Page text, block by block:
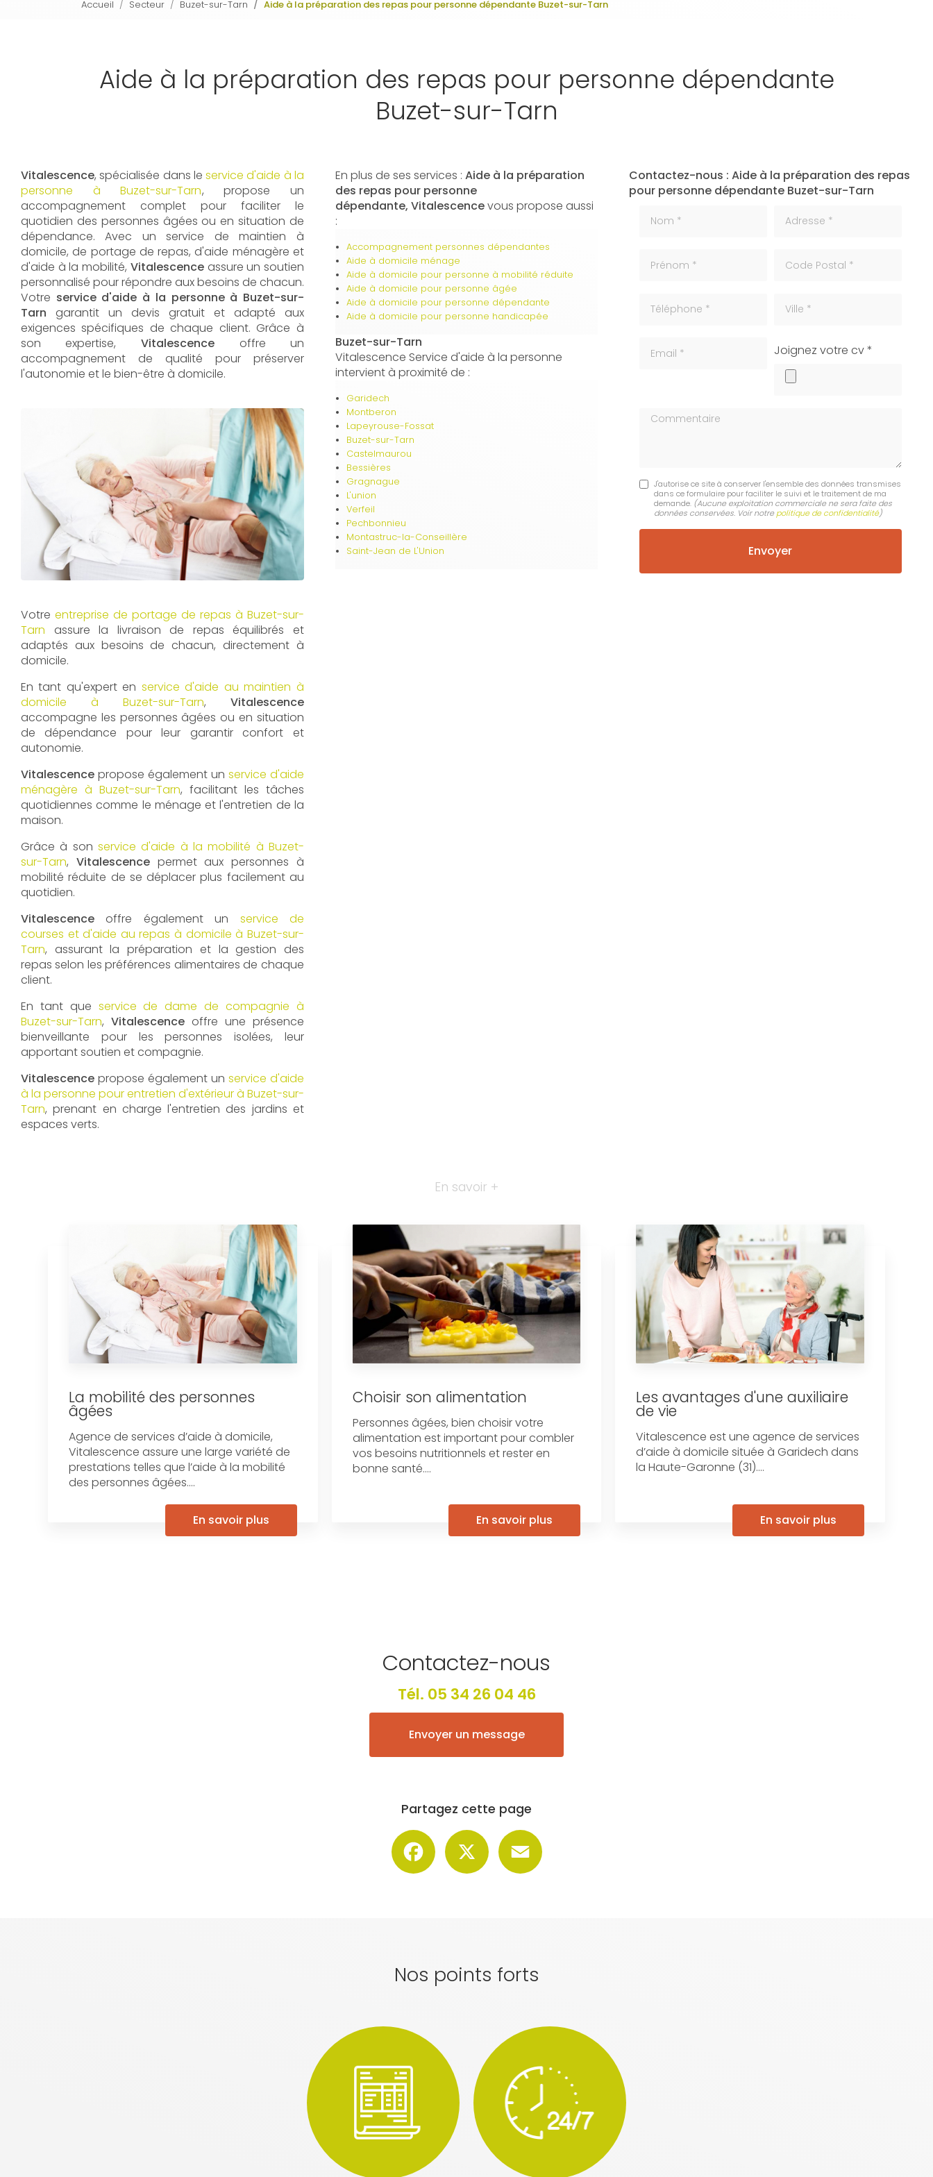
Accueil Secteur Buzet-sur-Tarn Aide à la préparation des repas pour personne dépendante Buzet-sur-Tarn
Aide à la préparation des repas pour personne dépendante
Buzet-sur-Tarn
Vitalescence, spécialisée dans leservice d'aide à la
personne à Buzet-sur-Tarn, propose un
accompagnement complet pour faciliter le
quotidien des personnes âgées ou en situation de
dépendance. Avec un service de maintien à
domicile, de portage de repas, d'aide ménagère et
d'aide à la mobilité, Vitalescence assure un soutien
personnalisé pour répondre aux besoins de chacun.
Votre service d'aide à la personne à Buzet-sur-
Tarn garantit un devis gratuit et adapté aux
exigences spécifiques de chaque client. Grâce à
son expertise, Vitalescence offre un
accompagnement de qualité pour préserver
l'autonomie et le bien-être à domicile.
Votre entreprise de portage de repas à Buzet-sur-
Tarn assure la livraison de repas équilibrés et
adaptés aux besoins de chacun, directement à
domicile.
En tant qu'expert en service d'aide au maintien à
domicile à Buzet-sur-Tarn, Vitalescence
accompagne les personnes âgées ou en situation
de dépendance pour leur garantir confort et
autonomie.
Vitalescence propose également un service d'aide
ménagère à Buzet-sur-Tarn, facilitant les tâches
quotidiennes comme le ménage et l'entretien de la
maison.
Grâce à son service d'aide à la mobilité à Buzet-
sur-Tarn, Vitalescencepermet aux personnes à
mobilité réduite de se déplacer plus facilement au
quotidien.
Vitalescence offre également un service de
courses et d'aide au repas à domicile à Buzet-sur-
Tarn, assurant la préparation et la gestion des
repas selon les préférences alimentaires de chaque
client.
En tant que service de dame de compagnie à
Buzet-sur-Tarn, Vitalescence offre une présence
bienveillante pour les personnes isolées, leur
apportant soutien et compagnie.
Vitalescence propose également un service d'aide
à la personne pour entretien d'extérieur à Buzet-sur-
Tarn, prenant en charge l'entretien des jardins et
espaces verts.
En plus de ses services : Aide à la préparation
des repas pour personne
dépendante, Vitalescencevous propose aussi
:
Accompagnement personnes dépendantes
Aide à domicile ménage
Aide à domicile pour personne à mobilité réduite
Aide à domicile pour personne âgée
Aide à domicile pour personne dépendante
Aide à domicile pour personne handicapée
Buzet-sur-Tarn
Vitalescence Service d'aide à la personne
intervient à proximité de :
Garidech
Montberon
Lapeyrouse-Fossat
Buzet-sur-Tarn
Castelmaurou
Bessières
Gragnague
L'union
Verfeil
Pechbonnieu
Montastruc-la-Conseillère
Saint-Jean de L'Union
Contactez-nous : Aide à la préparation des repas
pour personne dépendante Buzet-sur-Tarn
cv
Joignez votre cv *
Commentaire
J'autorise ce site à conserver l'ensemble des données transmises
dans ce formulaire pour faciliter le suivi et le traitement de ma
demande. (Aucune exploitation commerciale ne sera faite des
données conservées. Voir notre politique de confidentialité)
En savoir +
La mobilité des personnes
âgées
Agence de services d’aide à domicile,
Vitalescence assure une large variété de
prestations telles que l’aide à la mobilité
des personnes âgées....
En savoir plus
Choisir son alimentation
Personnes âgées, bien choisir votre
alimentation est important pour combler
vos besoins nutritionnels et rester en
bonne santé....
En savoir plus
Les avantages d'une auxiliaire
de vie
Vitalescence est une agence de services
d’aide à domicile située à Garidech dans
la Haute-Garonne (31)....
En savoir plus
Contactez-nous
Tél. 05 34 26 04 46
Envoyer un message
Partagez cette page
Facebook
Nos points forts